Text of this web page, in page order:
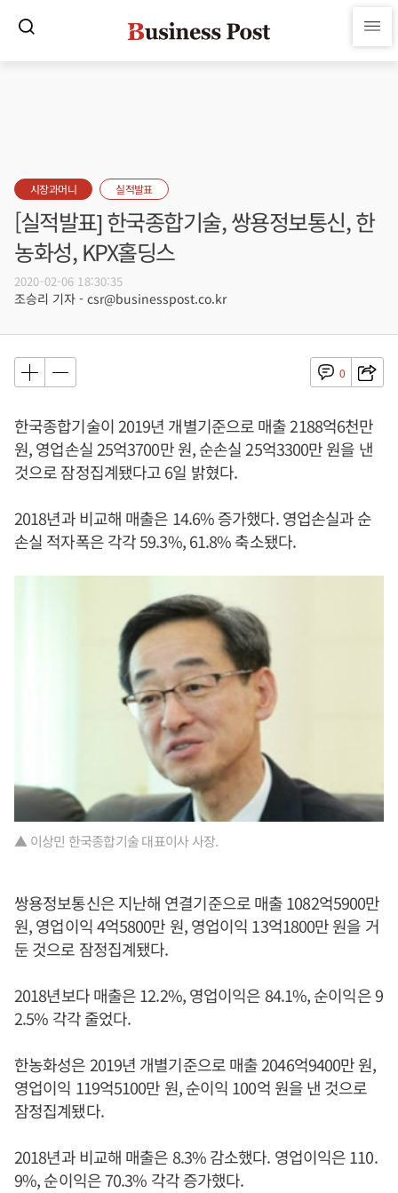
시장과머니 실적발표
[실적발표] 한국종합기술, 쌍용정보통신, 한
농화성, KPX홀딩스
2020-02-06 18:30:35
조승리 기자 - csr@businesspost.co.kr
0
한국종합기술이 2019년 개별기준으로 매출 2188억6천만
원, 영업손실 25억3700만 원, 순손실 25억3300만 원을 낸
것으로 잠정집계됐다고 6일 밝혔다.
2018년과 비교해 매출은 14.6% 증가했다. 영업손실과 순
손실 적자폭은 각각 59.3%, 61.8% 축소됐다.
▲ 이상민 한국종합기술 대표이사 사장.
쌍용정보통신은 지난해 연결기준으로 매출 1082억5900만
원, 영업이익 4억5800만 원, 영업이익 13억1800만 원을 거
둔 것으로 잠정집계됐다.
2018년보다 매출은 12.2%, 영업이익은 84.1%, 순이익은 9
2.5% 각각 줄었다.
한농화성은 2019년 개별기준으로 매출 2046억9400만 원,
영업이익 119억5100만 원, 순이익 100억 원을 낸 것으로
잠정집계됐다.
2018년과 비교해 매출은 8.3% 감소했다. 영업이익은 110.
9%, 순이익은 70.3% 각각 증가했다.